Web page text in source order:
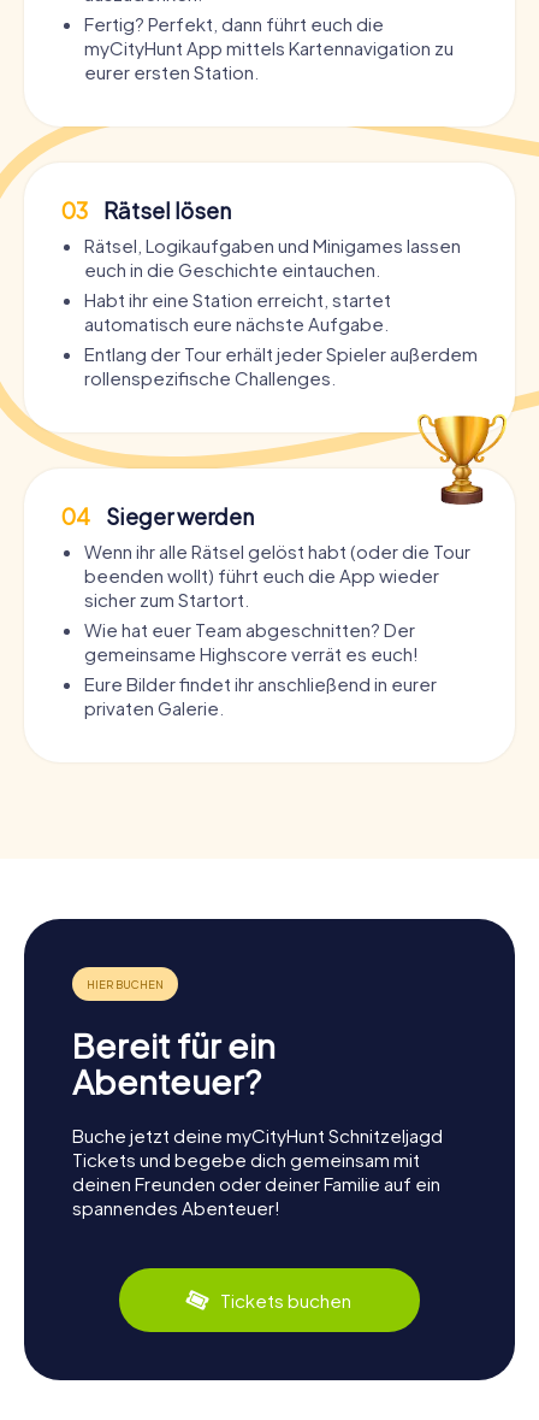
Fertig? Perfekt, dann führt euch die
myCityHunt App mittels Kartennavigation zu
eurer ersten Station.
03 Rätsel lösen
Rätsel, Logikaufgaben und Minigames lassen
euch in die Geschichte eintauchen.
Habt ihr eine Station erreicht, startet
automatisch eure nächste Aufgabe.
Entlang der Tour erhält jeder Spieler außerdem
rollenspezifische Challenges.
04 Sieger werden
Wenn ihr alle Rätsel gelöst habt (oder die Tour
beenden wollt) führt euch die App wieder
sicher zum Startort.
Wie hat euer Team abgeschnitten? Der
gemeinsame Highscore verrät es euch!
Eure Bilder findet ihr anschließend in eurer
privaten Galerie.
Bereit für ein
Abenteuer?
Buche jetzt deine myCityHunt Schnitzeljagd
Tickets und begebe dich gemeinsam mit
deinen Freunden oder deiner Familie auf ein
spannendes Abenteuer!
Tickets buchen